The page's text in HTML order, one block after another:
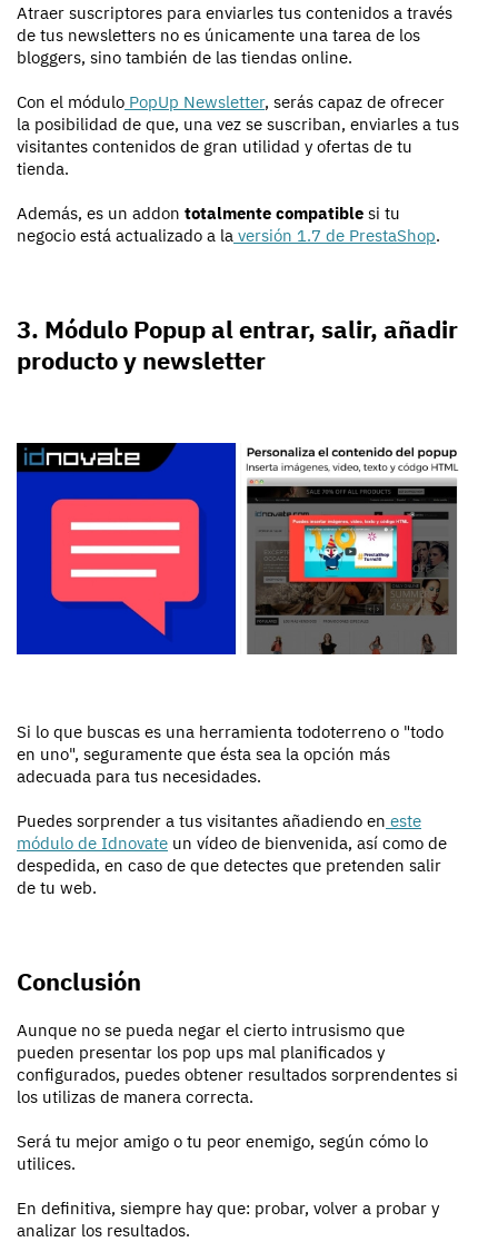
Atraer suscriptores para enviarles tus contenidos a través
de tus newsletters no es únicamente una tarea de los
bloggers, sino también de las tiendas online.
Con el módulo PopUp Newsletter, serás capaz de ofrecer
la posibilidad de que, una vez se suscriban, enviarles a tus
visitantes contenidos de gran utilidad y ofertas de tu
tienda.
Además, es un addon totalmente compatible si tu
negocio está actualizado a la versión 1.7 de PrestaShop.
3. Módulo Popup al entrar, salir, añadir
producto y newsletter
Si lo que buscas es una herramienta todoterreno o "todo
en uno", seguramente que ésta sea la opción más
adecuada para tus necesidades.
Puedes sorprender a tus visitantes añadiendo en este
módulo de Idnovate un vídeo de bienvenida, así como de
despedida, en caso de que detectes que pretenden salir
de tu web.
Conclusión
Aunque no se pueda negar el cierto intrusismo que
pueden presentar los pop ups mal planificados y
configurados, puedes obtener resultados sorprendentes si
los utilizas de manera correcta.
Será tu mejor amigo o tu peor enemigo, según cómo lo
utilices.
En definitiva, siempre hay que: probar, volver a probar y
analizar los resultados.